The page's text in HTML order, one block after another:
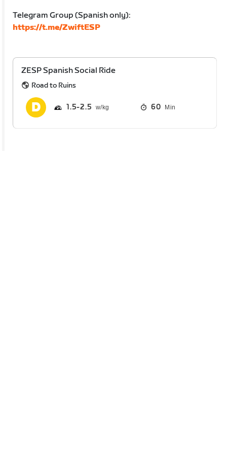
Telegram Group (Spanish only):
https://t.me/ZwiftESP
ZESP Spanish Social Ride
Road to Ruins
1.5 2.5 60 Min